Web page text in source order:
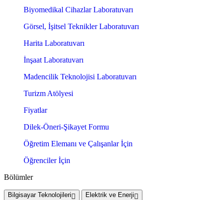
Biyomedikal Cihazlar Laboratuvarı
Görsel, İşitsel Teknikler Laboratuvarı
Harita Laboratuvarı
İnşaat Laboratuvarı
Madencilik Teknolojisi Laboratuvarı
Turizm Atölyesi
Fiyatlar
Dilek-Öneri-Şikayet Formu
Öğretim Elemanı ve Çalışanlar İçin
Öğrenciler İçin
Bölümler
Bilgisayar Teknolojileri
Elektrik ve Enerji